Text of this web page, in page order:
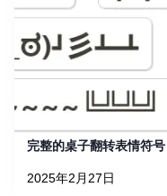
完整的桌子翻转表情符号
2025年2月27日